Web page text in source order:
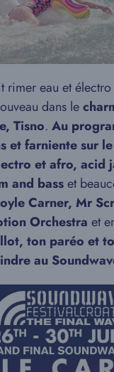
rimer eau et électro
dans le
Tisno. Au
et farniente sur
et afro, acid
and basset
Carner, Mr
Orchestra et
ton paréo et
au